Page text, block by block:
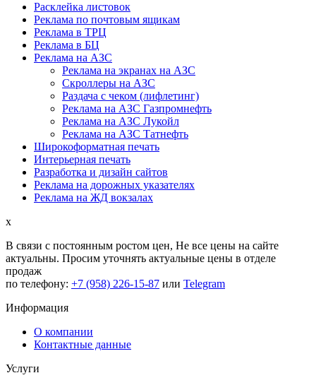
Расклейка листовок
Реклама по почтовым ящикам
Реклама в ТРЦ
Реклама в БЦ
Реклама на АЗС
Реклама на экранах на АЗС
Скроллеры на АЗС
Раздача с чеком (лифлетинг)
Реклама на АЗС Газпромнефть
Реклама на АЗС Лукойл
Реклама на АЗС Татнефть
Широкоформатная печать
Интерьерная печать
Разработка и дизайн сайтов
Реклама на дорожных указателях
Реклама на ЖД вокзалах
x
В связи с постоянным ростом цен, Не все цены на сайте
актуальны. Просим уточнять актуальные цены в отделе
продаж
по телефону: +7 (958) 226-15-87 или Telegram
Информация
О компании
Контактные данные
Услуги